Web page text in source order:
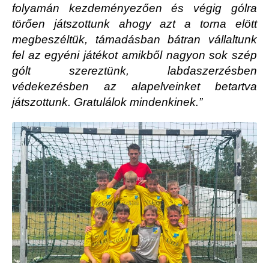
folyamán kezdeményezően és végig gólra
törően játszottunk ahogy azt a torna elött
megbeszéltük, támadásban bátran vállaltunk
fel az egyéni játékot amikből nagyon sok szép
gólt szereztünk, labdaszerzésben
védekezésben az alapelveinket betartva
játszottunk. Gratulálok mindenkinek.”